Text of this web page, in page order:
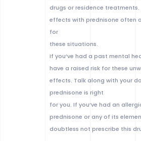
drugs or residence
effects with prednisone often
for
these situations.
If you’ve had a past mental
have a raised risk for these
effects. Talk along with your
prednisone is right
for you. If you’ve had an
prednisone or any of its
doubtless not prescribe this